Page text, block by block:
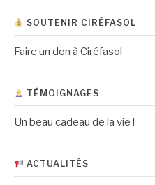
SOUTENIR CIRÉFASOL
Faire un don à Ciréfasol
TÉMOIGNAGES
Un beau cadeau de la vie !
ACTUALITÉS